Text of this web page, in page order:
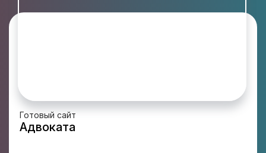
Готовый сайт
Адвоката